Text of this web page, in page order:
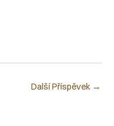
Další Příspěvek →